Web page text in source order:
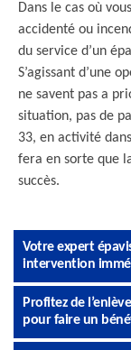
Dans le cas où
accidenté ou
du service d’un
S’agissant d’une
ne savent pas a
situation, pas de
33, en activité
fera en sorte que
succès.
Votre expert
intervention
Profitez de
pour faire un